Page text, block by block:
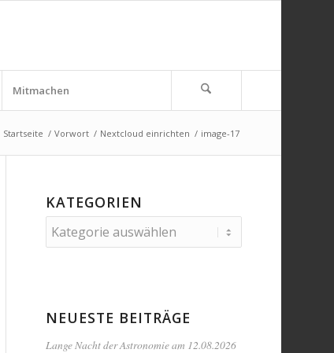
Mitmachen
Startseite / Vorwort / Nextcloud einrichten / image-17
KATEGORIEN
Kategorien
NEUESTE BEITRÄGE
Lange Nacht der Astronomie am 12.08.2026